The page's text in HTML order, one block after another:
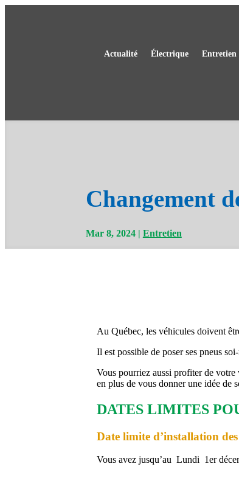
Actualité Électrique Entretien
Changement
Mar 8, 2024 Entretien
Au Québec, les véhicules doivent
Il est possible de poser ses pneus
Vous pourriez aussi profiter de votre
en plus de vous donner une idée de
DATES LIMITES
Date limite d’installation
Vous avez jusqu’au Lundi 1er